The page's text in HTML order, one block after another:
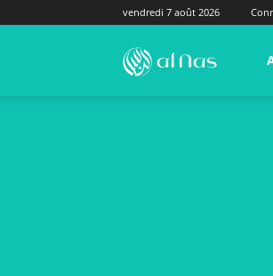
vendredi 7 août 2026
alNas.fr